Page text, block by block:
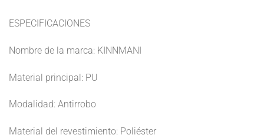
ESPECIFICACIONES
Nombre de la marca: KINNMANI
Material principal: PU
Modalidad: Antirrobo
Material del revestimiento: Poliéster